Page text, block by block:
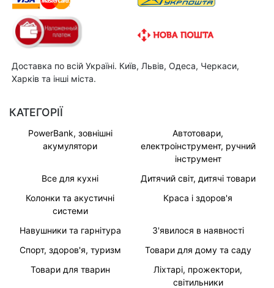
Доставка по всій Україні. Київ, Львів, Одеса, Черкаси,
Харків та інші міста.
КАТЕГОРІЇ
PowerBank, зовнішні
акумулятори
Автотовари,
електроінструмент, ручний
інструмент
Все для кухні
Дитячий світ, дитячі товари
Колонки та акустичні
системи
Краса і здоров'я
Навушники та гарнітура
З'явилося в наявності
Спорт, здоров'я, туризм
Товари для дому та саду
Товари для тварин
Ліхтарі, прожектори,
світильники